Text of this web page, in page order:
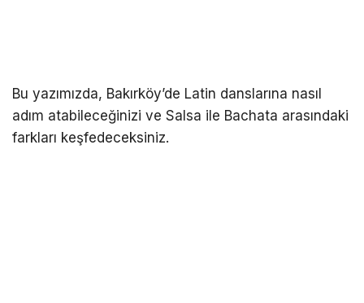
Bu yazımızda, Bakırköy’de Latin danslarına nasıl
adım atabileceğinizi ve Salsa ile Bachata arasındaki
farkları keşfedeceksiniz.